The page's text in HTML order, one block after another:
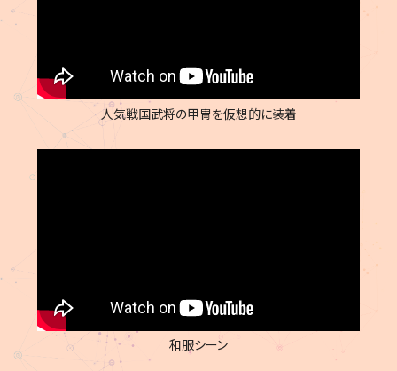
人気戦国武将の甲冑を仮想的に装着
和服シーン